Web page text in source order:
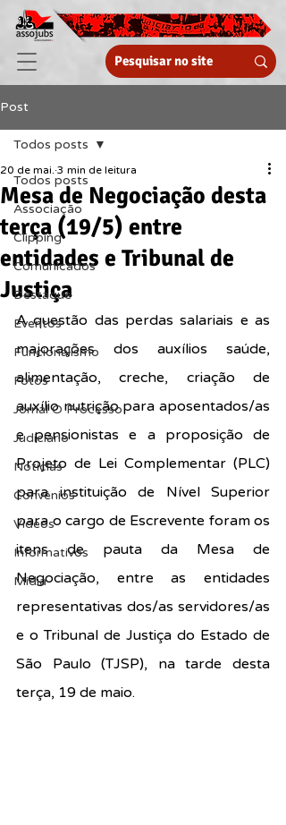
Post
Todos posts
Associação
Clipping
Comunicados
Destaque
Eventos
Funcionalismo
Fotos
Jornal O Processo
Judiciário
Notícias
Convênios
Vídeos
Informativos
Midia
Todos posts
Mesa de Negociação desta
terça (19/5) entre
entidades e Tribunal de
Justiça
20 de mai. 3 min de leitura
A questão das perdas salariais e as
majorações dos auxílios saúde,
alimentação, creche, criação de
auxílio nutrição para aposentados/as
e pensionistas e a proposição de
Projeto de Lei Complementar (PLC)
para instituição de Nível Superior
para o cargo de Escrevente foram os
itens de pauta da Mesa de
Negociação, entre as entidades
representativas dos/as servidores/as
e o Tribunal de Justiça do Estado de
São Paulo (TJSP), na tarde desta
terça, 19 de maio.